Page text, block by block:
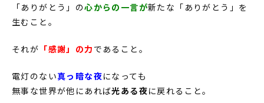
「ありがとう」の心からの一言が新たな「ありがとう」を
生むこと。
それが 「感謝」の力 であること。
電灯のない真っ暗な夜になっても
無事な世界が他にあれば光ある夜に戻れること。